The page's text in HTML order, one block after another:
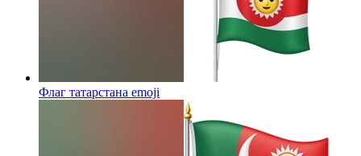
Флаг татарстана emoji